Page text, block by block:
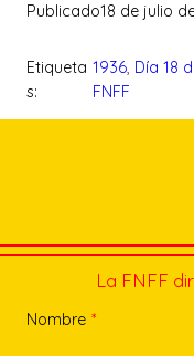
Publicado18 de julio
Etiqueta
s:
1936, Día 18
FNFF
La FNFF
Nombre *